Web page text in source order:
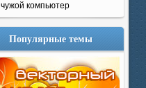
чужой компьютер
Популярные темы